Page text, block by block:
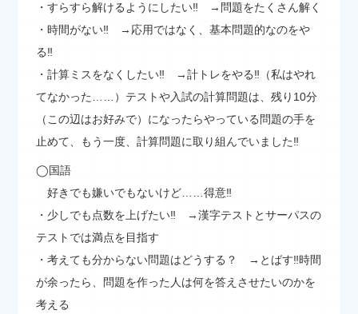
・すらすら解けるようにしたい‼ →問題をたくさん解く
・時間がない‼ →応用ではなく、基本問題的なのをや
る‼
・計算ミスをなくしたい‼ →計トレをやる‼（私はやれ
てなかった……）テストや入試の計算問題は、残り10分
（この辺はお好みで）になったらやっている問題の手を
止めて、もう一度、計算問題に取り組んでいました‼
◯国語
好きでも嫌いでもないけど……得意‼
・少しでも点数を上げたい‼ →漢字テストとサーパスの
テストでは満点を目指す
・考えても分からない問題はどうする？ →とばす‼時間
が余ったら、問題を作った人は何を答えさせたいのかを
考える